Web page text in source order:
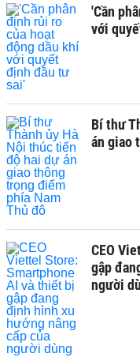
'Cần
với
Bí thư
án giao
CEO
gập
người